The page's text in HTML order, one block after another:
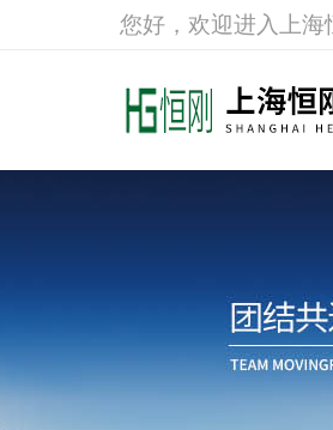
您好，欢迎进入上